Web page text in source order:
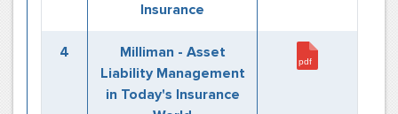
Insurance
4
Milliman - Asset
Liability Management
in Today's Insurance